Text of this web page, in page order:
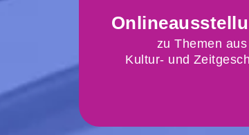
zu Themen aus
Kultur- und
von Mozart bis
und Staatsvertrag bis